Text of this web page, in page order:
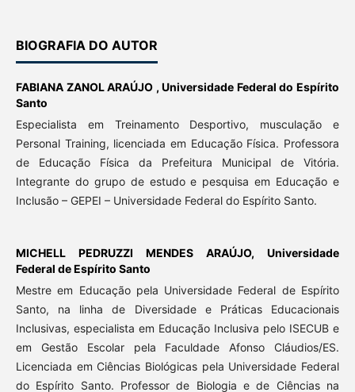
BIOGRAFIA DO AUTOR
FABIANA ZANOL ARAÚJO ,Universidade Federal do Espírito
Santo
Especialista em Treinamento Desportivo, musculação e
Personal Training, licenciada em Educação Física. Professora
de Educação Física da Prefeitura Municipal de Vitória.
Integrante do grupo de estudo e pesquisa em Educação e
Inclusão – GEPEI – Universidade Federal do Espírito Santo.
MICHELL PEDRUZZI MENDES ARAÚJO,Universidade
Federal de Espírito Santo
Mestre em Educação pela Universidade Federal de Espírito
Santo, na linha de Diversidade e Práticas Educacionais
Inclusivas, especialista em Educação Inclusiva pelo ISECUB e
em Gestão Escolar pela Faculdade Afonso Cláudios/ES.
Licenciada em Ciências Biológicas pela Universidade Federal
do Espírito Santo. Professor de Biologia e de Ciências na